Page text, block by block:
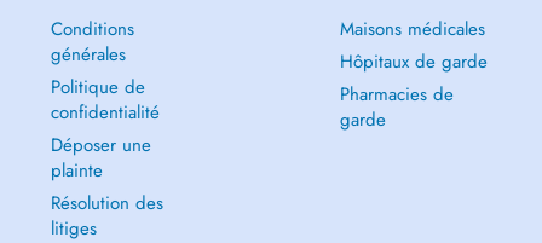
Conditions
générales
Politique de
confidentialité
Déposer une
plainte
Résolution des
litiges
Maisons médicales
Hôpitaux de garde
Pharmacies de
garde